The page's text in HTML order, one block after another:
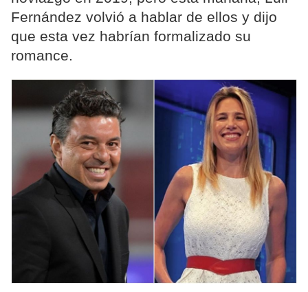
Fernández volvió a hablar de ellos y dijo
que esta vez habrían formalizado su
romance.